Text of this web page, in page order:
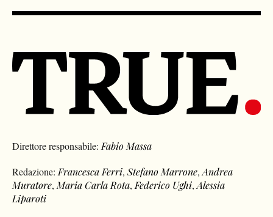
Direttore responsabile:Fabio Massa
Redazione:Francesca Ferri,Stefano Marrone,Andrea
Muratore,Maria Carla Rota,Federico Ughi,Alessia
Liparoti